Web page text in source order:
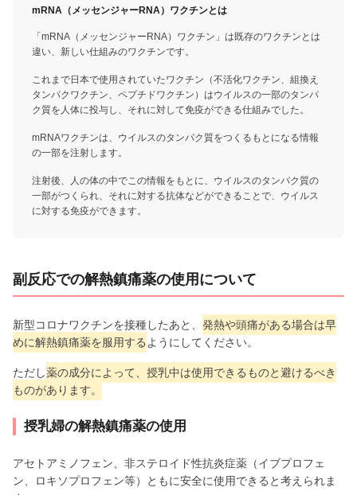
mRNA（メッセンジャーRNA）ワクチンとは
「mRNA（メッセンジャーRNA）ワクチン」は既存のワクチンとは
違い、新しい仕組みのワクチンです。
これまで日本で使用されていたワクチン（不活化ワクチン、組換え
タンパクワクチン、ペプチドワクチン）はウイルスの一部のタンパ
ク質を人体に投与し、それに対して免疫ができる仕組みでした。
mRNAワクチンは、ウイルスのタンパク質をつくるもとになる情報
の一部を注射します。
注射後、人の体の中でこの情報をもとに、ウイルスのタンパク質の
一部がつくられ、それに対する抗体などができることで、ウイルス
に対する免疫ができます。
副反応での解熱鎮痛薬の使用について
新型コロナワクチンを接種したあと、 発熱や頭痛がある場合は早
めに解熱鎮痛薬を服⽤する ようにしてください。
ただし薬の成分によって、授乳中は使用できるものと避けるべき
ものがあります。
授乳婦の解熱鎮痛薬の使用
アセトアミノフェン、非ステロイド性抗炎症薬（イブプロフェ
ン、ロキソプロフェン等）ともに安全に使用できると考えられま